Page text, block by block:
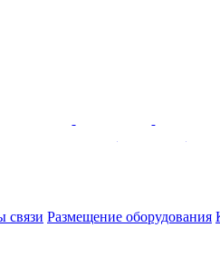
связи Размещение оборудования